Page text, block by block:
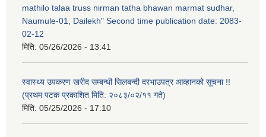
mathilo talaa truss nirman tatha bhawan marmat sudhar,
Naumule-01, Dailekh" Second time publication date: 2083-
02-12
मिति: 05/26/2026 - 13:41
स्वास्थ्य उपकरण खरीद सम्बन्धी सिलबन्दी दरभाउपत्र आव्हानको सूचना !!
(प्रथम पटक प्रकाशित मिति: २०८३/०२/११ गते)
मिति: 05/25/2026 - 17:10